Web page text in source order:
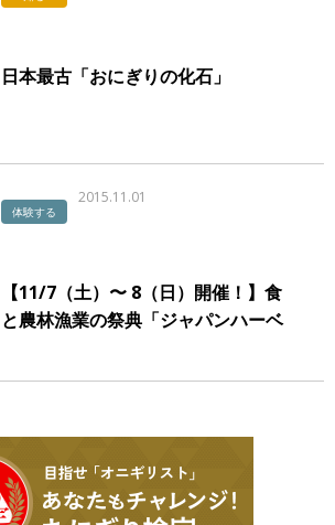
日本最古「おにぎりの化石」
体験する
2015.11.01
【11/7（土）〜 8（日）開催！】食
と農林漁業の祭典「ジャパンハーベ
ノ万博出演団体として出店いたしま